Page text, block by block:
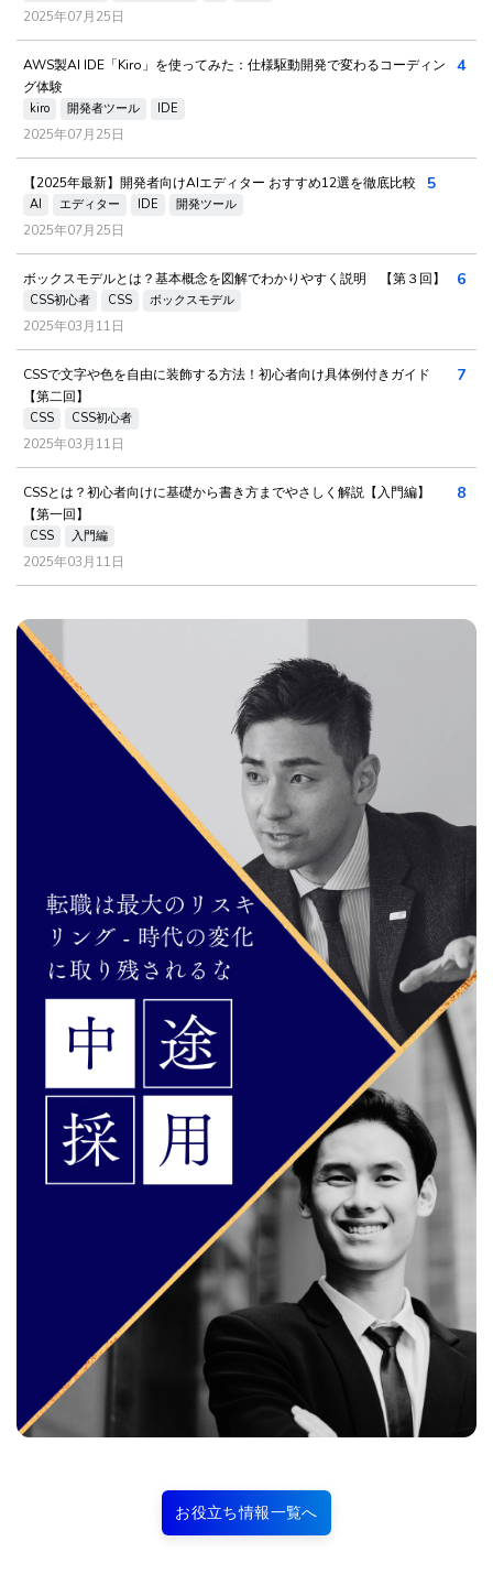
2025年07月25日
AWS製AI IDE「Kiro」を使ってみた：仕様駆動開発で変わるコーディン
グ体験
kiro 開発者ツール IDE
2025年07月25日
4
【2025年最新】開発者向けAIエディター おすすめ12選を徹底比較
AI エディター IDE 開発ツール
2025年07月25日
5
ボックスモデルとは？基本概念を図解でわかりやすく説明 【第３回】
CSS初心者 CSS ボックスモデル
2025年03月11日
6
CSSで文字や色を自由に装飾する方法！初心者向け具体例付きガイド
【第二回】
CSS CSS初心者
2025年03月11日
7
CSSとは？初心者向けに基礎から書き方までやさしく解説【入門編】
【第一回】
CSS 入門編
2025年03月11日
8
お役立ち情報一覧へ